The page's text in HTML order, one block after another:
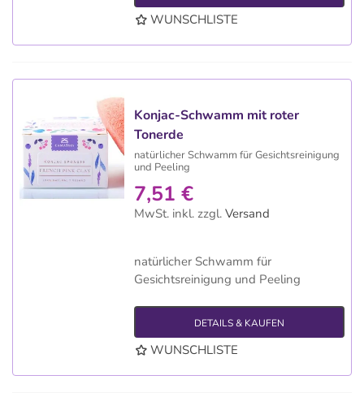
WUNSCHLISTE
Konjac-Schwamm mit roter
Tonerde
natürlicher Schwamm für Gesichtsreinigung
und Peeling
7,51 €
MwSt. inkl. zzgl. Versand
natürlicher Schwamm für
Gesichtsreinigung und Peeling
DETAILS & KAUFEN
WUNSCHLISTE